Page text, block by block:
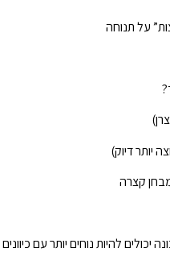
על תנוחה
יותר דיוק)
מבחן קצרה
יכולים להיות נוחים יותר עם